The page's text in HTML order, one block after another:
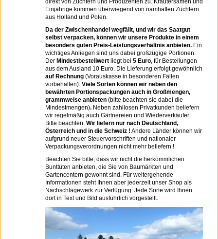
direkt von Züchtern und Produzenten zu. Kräutersamen und
Einjährige kommen überwiegend von namhaften Züchtern
aus Holland und Polen.
Da der Zwischenhandel wegfällt, und wir das Saatgut
selbst verpacken, können wir unsere Produkte in einem
besonders guten Preis-Leistungsverhältnis anbieten. Ein
wichtiges Anliegen sind uns dabei großzügige Portionen.
Der Mindestbestellwert liegt bei 5 Euro, für Bestellungen
aus dem Ausland 10 Euro. Die Lieferung erfolgt gewöhnlich
auf Rechnung (Vorauskasse in besonderen Fällen
vorbehalten). Viele Sorten können wir neben den
bewährten Portionspackungen auch in Großmengen,
grammweise anbieten (bitte beachten sie dabei die
Mindestmengen). Neben zahllosen Privatkunden beliefern
wir regelmäßig auch Gärtnereien und Wiederverkäufer.
Bitte beachten: Wir liefern nur nach Deutschland,
Österreich und in die Schweiz ! Andere Länder können wir
aufgrund neuer Steuervorschriften und nationaler
Verpackungsverordnungen nicht mehr beliefern !
Beachten Sie bitte, dass wir nicht die herkömmlichen
Bunttüten anbieten, die Sie von Baumärkten und
Gartencentern gewohnt sind. Für weitergehende
Informationen steht Ihnen aber jederzeit unser Shop als
Nachschlagewerk zur Verfügung. Jede Sorte wird Ihnen
dort in Text und Bild ausführlich vorgestellt.